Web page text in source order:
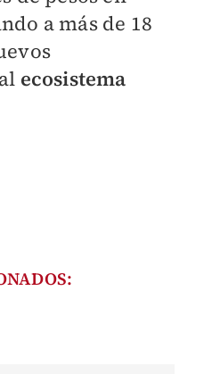
a más de 18
ecosistema